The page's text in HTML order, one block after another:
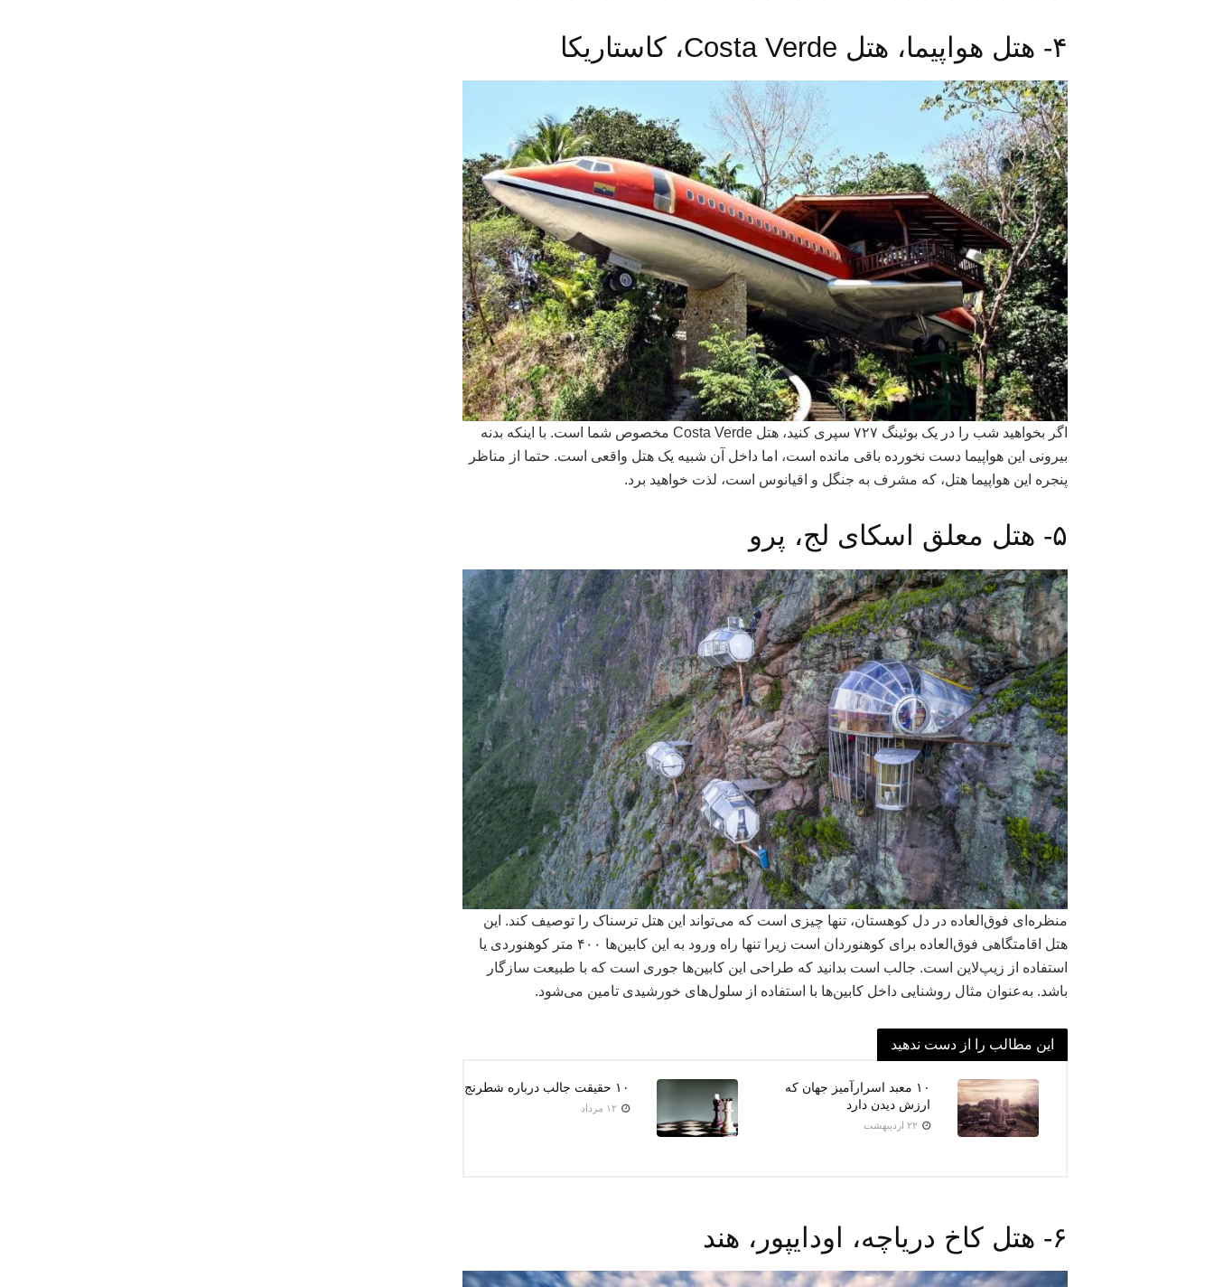
۴- هتل هواپیما، هتل Costa Verde، کاستاریکا
اگر بخواهید شب را در یک بوئینگ ۷۲۷ سپری کنید، هتل Costa Verde مخصوص شما است. با اینکه بدنه
بیرونی این هواپیما دست نخورده باقی مانده است، اما داخل آن شبیه یک هتل واقعی است. حتما از مناظر
پنجره این هواپیما هتل، که مشرف به جنگل و اقیانوس است، لذت خواهید برد.
۵- هتل معلق اسکای لج، پرو
منظره‌ای فوق‌العاده در دل کوهستان، تنها چیزی است که می‌تواند این هتل ترسناک را توصیف کند. این
هتل اقامتگاهی فوق‌العاده برای کوهنوردان است زیرا تنها راه ورود به این کابین‌ها ۴۰۰ متر کوهنوردی یا
استفاده از زیپ‌لاین است. جالب است بدانید که طراحی این کابین‌ها جوری است که با طبیعت سازگار
باشد. به‌عنوان مثال روشنایی داخل کابین‌ها با استفاده از سلول‌های خورشیدی تامین می‌شود.
این مطالب را از دست ندهید
۱۰ حقیقت جالب درباره شطرنج
۱۰ معبد اسرارآمیز جهان که
ارزش دیدن دارد
۶- هتل کاخ دریاچه، اودایپور، هند